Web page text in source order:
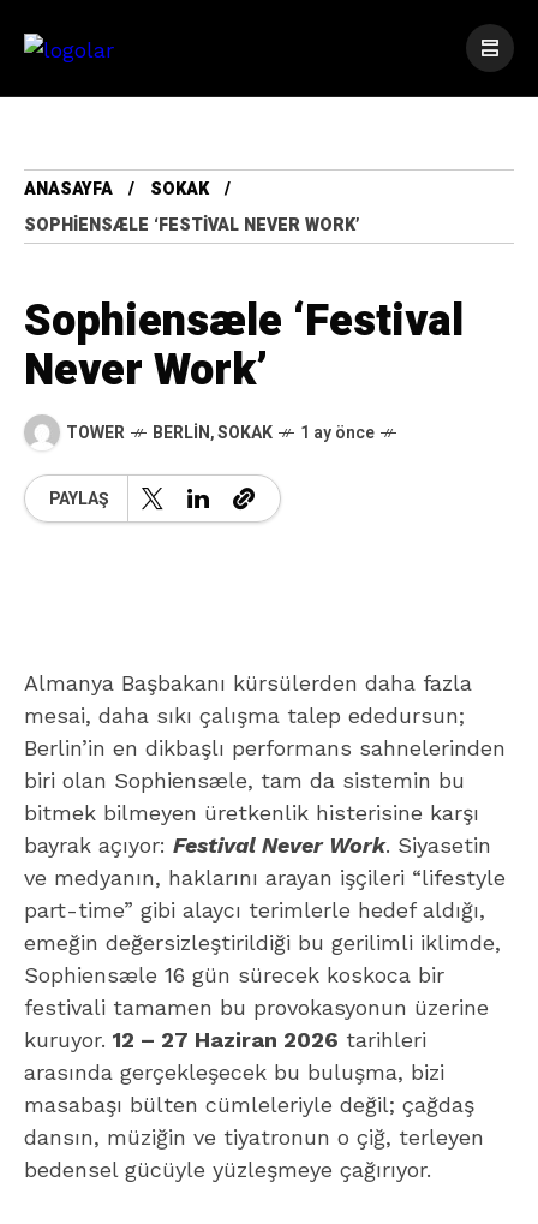
ANASAYFA
SOKAK
SOPHIENSÆLE ‘FESTIVAL NEVER WORK’
Sophiensæle ‘Festival
Never Work’
TOWER BERLIN,SOKAK 1 ay önce
PAYLAŞ
Almanya Başbakanı kürsülerden daha fazla
mesai, daha sıkı çalışma talep ededursun;
Berlin’in en dikbaşlı performans sahnelerinden
biri olan Sophiensæle, tam da sistemin bu
bitmek bilmeyen üretkenlik histerisine karşı
bayrak açıyor: Festival Never Work. Siyasetin
ve medyanın, haklarını arayan işçileri “lifestyle
part-time” gibi alaycı terimlerle hedef aldığı,
emeğin değersizleştirildiği bu gerilimli iklimde,
Sophiensæle 16 gün sürecek koskoca bir
festivali tamamen bu provokasyonun üzerine
kuruyor. 12 – 27 Haziran 2026 tarihleri
arasında gerçekleşecek bu buluşma, bizi
masabaşı bülten cümleleriyle değil; çağdaş
dansın, müziğin ve tiyatronun o çiğ, terleyen
bedensel gücüyle yüzleşmeye çağırıyor.